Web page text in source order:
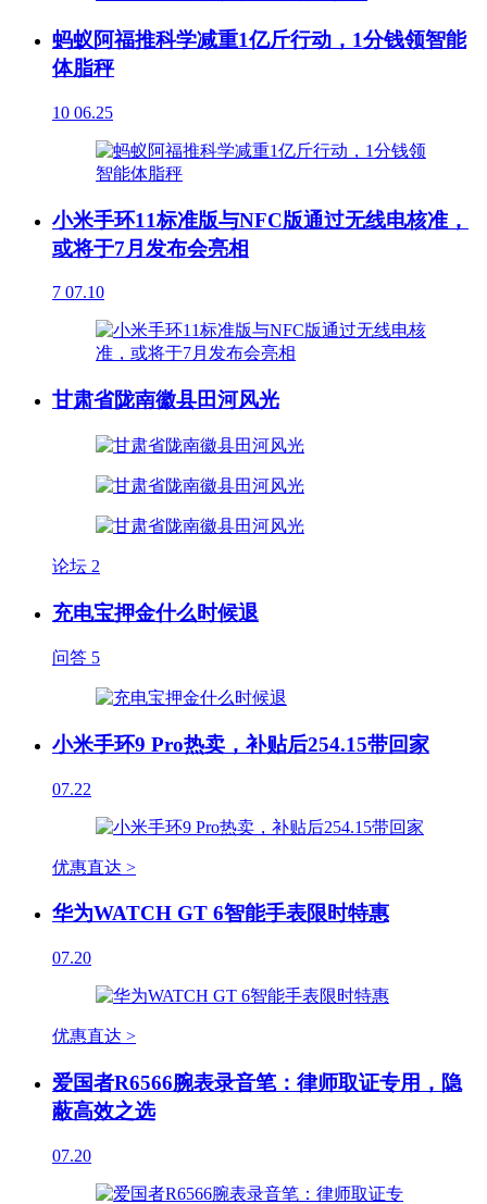
蚂蚁阿福推科学减重1亿斤行动，1分钱领智能
体脂秤
10 06.25
小米手环11标准版与NFC版通过无线电核准，
或将于7月发布会亮相
7 07.10
甘肃省陇南徽县田河风光
论坛 2
充电宝押金什么时候退
问答 5
小米手环9 Pro热卖，补贴后254.15带回家
07.22
优惠直达 >
华为WATCH GT 6智能手表限时特惠
07.20
优惠直达 >
爱国者R6566腕表录音笔：律师取证专用，隐
蔽高效之选
07.20